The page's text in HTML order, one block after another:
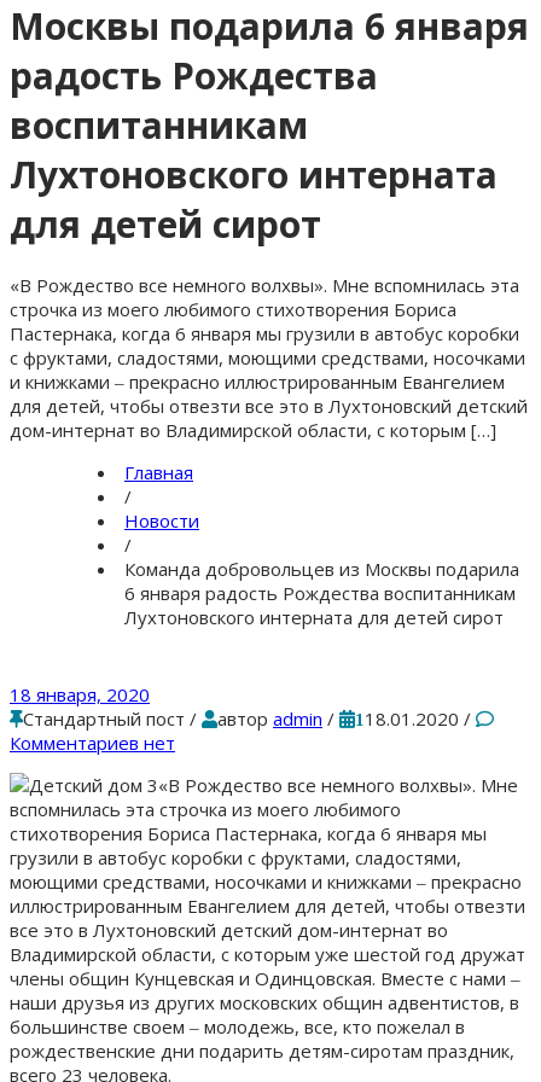
Москвы подарила 6 января
радость Рождества
воспитанникам
Лухтоновского интерната
для детей сирот
«В Рождество все немного волхвы». Мне вспомнилась эта
строчка из моего любимого стихотворения Бориса
Пастернака, когда 6 января мы грузили в автобус коробки
с фруктами, сладостями, моющими средствами, носочками
и книжками ‒ прекрасно иллюстрированным Евангелием
для детей, чтобы отвезти все это в Лухтоновский детский
дом-интернат во Владимирской области, с которым […]
Главная
/
Новости
/
Команда добровольцев из Москвы подарила
6 января радость Рождества воспитанникам
Лухтоновского интерната для детей сирот
18 января, 2020
Стандартный пост / автор admin / 1 18.01.2020 /
Комментариев нет
«В Рождество все немного волхвы». Мне
вспомнилась эта строчка из моего любимого
стихотворения Бориса Пастернака, когда 6 января мы
грузили в автобус коробки с фруктами, сладостями,
моющими средствами, носочками и книжками ‒ прекрасно
иллюстрированным Евангелием для детей, чтобы отвезти
все это в Лухтоновский детский дом-интернат во
Владимирской области, с которым уже шестой год дружат
члены общин Кунцевская и Одинцовская. Вместе с нами ‒
наши друзья из других московских общин адвентистов, в
большинстве своем ‒ молодежь, все, кто пожелал в
рождественские дни подарить детям-сиротам праздник,
всего 23 человека.